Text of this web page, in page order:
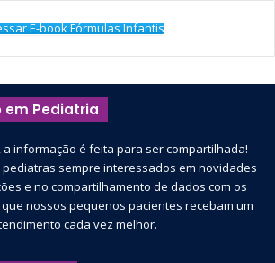
E-book Fórmulas Infantis
em Pediatria
a informação é feita para ser compartilhada!
pediatras sempre interessados em novidades
e no compartilhamento de dados com os
nossos pequenos pacientes recebam um
cada vez melhor.